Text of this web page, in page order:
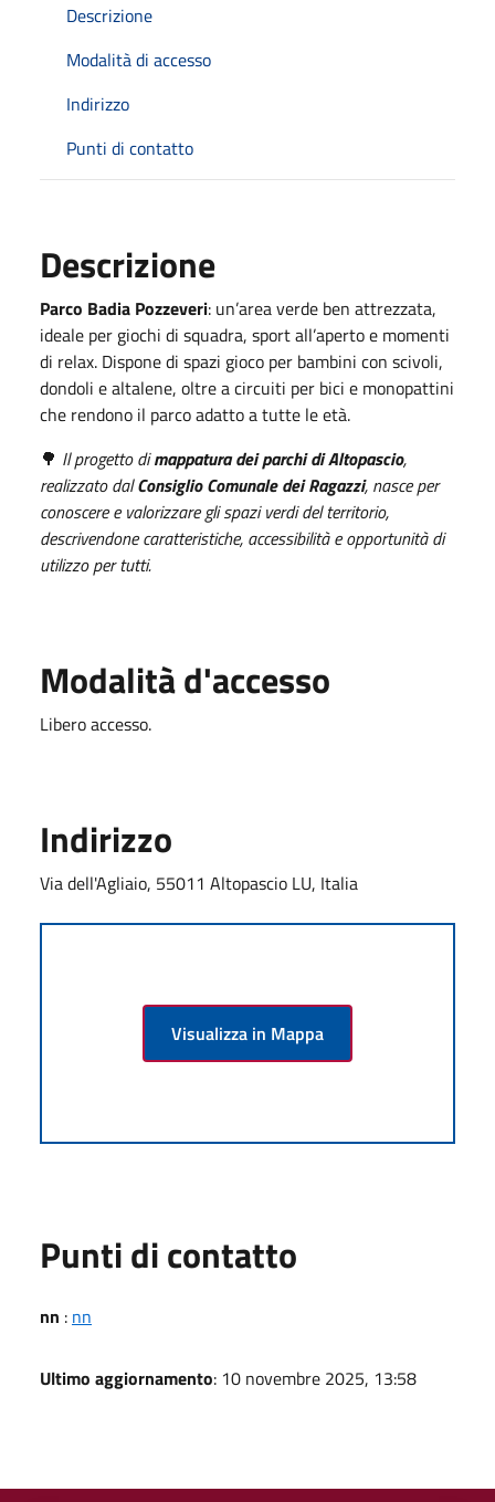
Descrizione
Modalità di accesso
Indirizzo
Punti di contatto
Descrizione
Parco Badia Pozzeveri: un’area verde ben attrezzata,
ideale per giochi di squadra, sport all’aperto e momenti
di relax. Dispone di spazi gioco per bambini con scivoli,
dondoli e altalene, oltre a circuiti per bici e monopattini
che rendono il parco adatto a tutte le età.
🌳 Il progetto dimappatura dei parchi di Altopascio,
realizzato dalConsiglio Comunale dei Ragazzi, nasce per
conoscere e valorizzare gli spazi verdi del territorio,
descrivendone caratteristiche, accessibilità e opportunità di
utilizzo per tutti.
Modalità d'accesso
Libero accesso.
Indirizzo
Via dell'Agliaio, 55011 Altopascio LU, Italia
Visualizza in Mappa
Punti di contatto
nn : nn
Ultimo aggiornamento: 10 novembre 2025, 13:58